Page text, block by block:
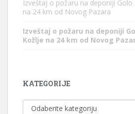
Izveštaj o požaru na deponiji
na 24 km od Novog Pazara
Izveštaj o požaru na deponiji
Kožlje na 24 km od Novog
KATEGORIJE
Kategorije